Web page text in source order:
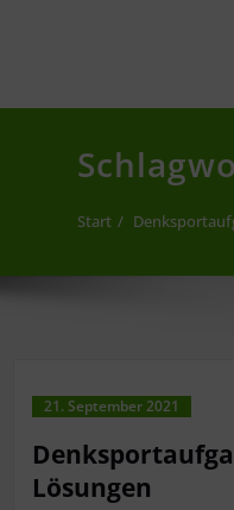
Start
21. September 2021
Lösungen